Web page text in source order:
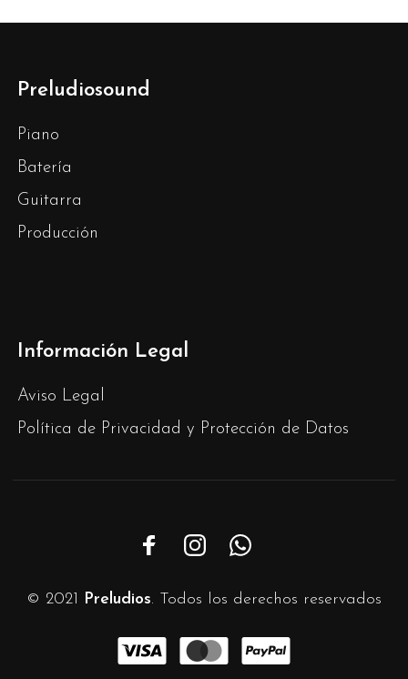
Preludiosound
Piano
Batería
Guitarra
Producción
Información Legal
Aviso Legal
Política de Privacidad y Protección de Datos
© 2021 Preludios. Todos los derechos reservados